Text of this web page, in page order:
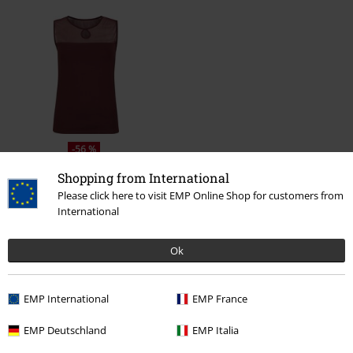
Shopping from International
Please click here to visit EMP Online Shop for customers from
International
Ok
EMP International EMP France
EMP Deutschland EMP Italia
-56 %
Marques EMP
Tops
Vêtements de marque
Vêtements T-Shirts & Tops